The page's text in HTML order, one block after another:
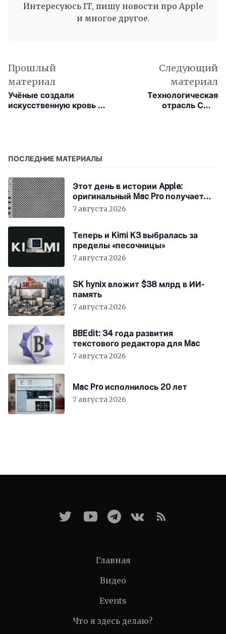
Интересуюсь IT, пишу новости про Apple
и многое другое.
Прошлый
материал
Учёные создали
искусственную кровь в
Следующий
материал
Технологическая
отрасль США
ПОСЛЕДНИЕ МАТЕРИАЛЫ
Этот день в истории Apple:
оригинальный Mac Pro получает
мощный процессор Intel
7 августа 2026
Теперь и Kimi K3 выбралась за
пределы «песочницы»
7 августа 2026
SK hynix вложит $38 млрд в ИИ-
память
7 августа 2026
BBEdit: 34 года развития
текстового редактора для Mac
7 августа 2026
Mac Pro исполнилось 20 лет
7 августа 2026
Главная
Видео
Events
Что я здесь делаю?